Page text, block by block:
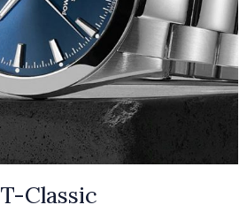
T-Classic